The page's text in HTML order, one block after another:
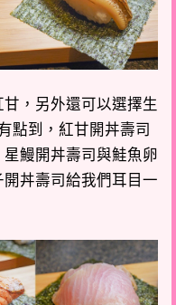
，另外還可以選擇生
點到，紅甘開丼壽司
鰻開丼壽司與鮭魚卵
丼壽司給我們耳目一